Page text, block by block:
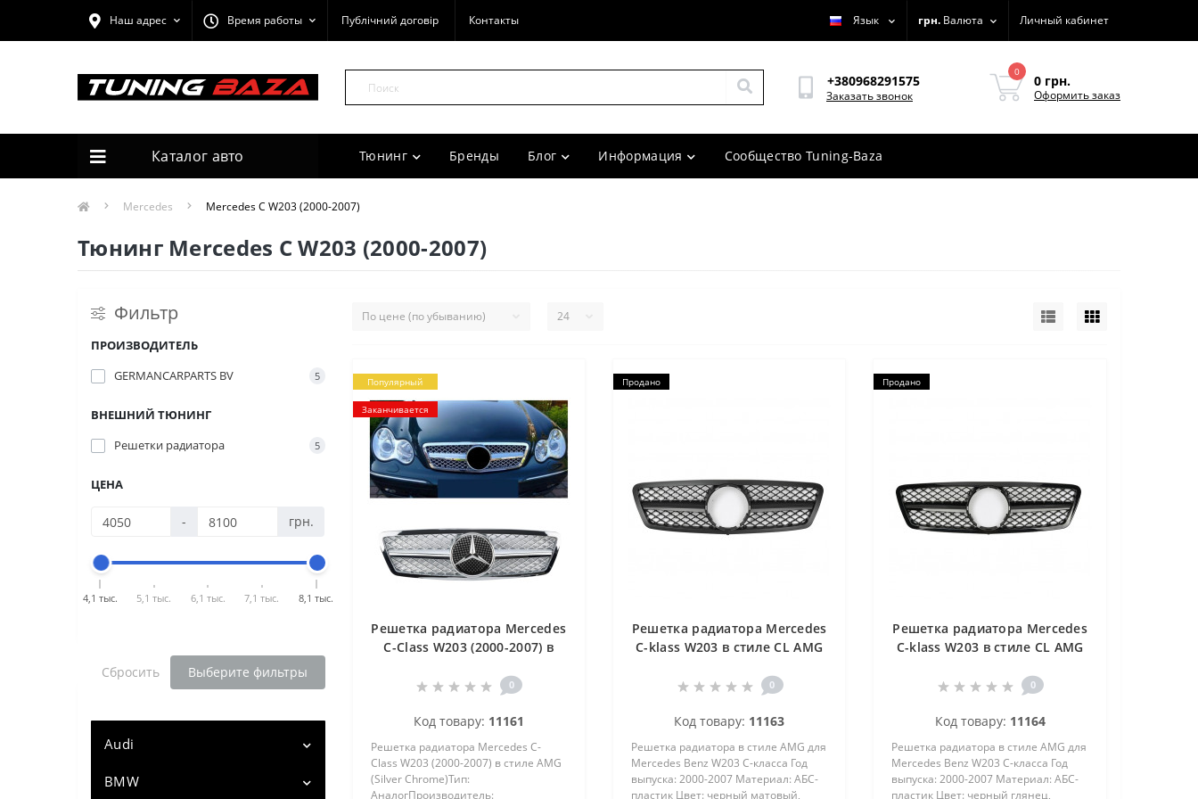
Наш адрес Время работы Публічний договір Контакты Язык грн. Валюта Личный кабинет
+380968291575
Заказать звонок
0
0 грн.
Оформить заказ
Каталог авто Тюнинг Бренды Блог Информация Сообщество Tuning-Baza
Mercedes Mercedes C W203 (2000-2007)
Тюнинг Mercedes C W203 (2000-2007)
Фильтр
ПРОИЗВОДИТЕЛЬ
GERMANCARPARTS BV
5
ВНЕШНИЙ ТЮНИНГ
Решетки радиатора
5
ЦЕНА
- грн.
4,1 тыс. 5,1 тыс. 6,1 тыс. 7,1 тыс. 8,1 тыс.
Сбросить Выберите фильтры
Audi
Audi A3 (8V) (2012 - ...)
BMW
Популярный
Заканчивается
Решетка радиатора Mercedes
C-Class W203 (2000-2007) в
0
Код товару: 11161
Решетка радиатора Mercedes C-
Class W203 (2000-2007) в стиле AMG
(Silver Chrome)Тип:
АналогПроизводитель:
Продано
Решетка радиатора Mercedes
C-klass W203 в стиле CL AMG
0
Код товару: 11163
Решетка радиатора в стиле AMG для
Mercedes Benz W203 C-класса Год
выпуска: 2000-2007 Материал: АБС-
пластик Цвет: черный матовый,
Продано
Решетка радиатора Mercedes
C-klass W203 в стиле CL AMG
0
Код товару: 11164
Решетка радиатора в стиле AMG для
Mercedes Benz W203 C-класса Год
выпуска: 2000-2007 Материал: АБС-
пластик Цвет: черный глянец,